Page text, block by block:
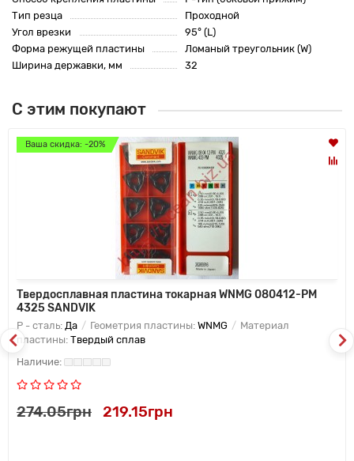
Тип резца
Проходной
Угол врезки
95° (L)
Форма режущей пластины
Ломаный треугольник (W)
Ширина державки, мм
32
С этим покупают
Ваша скидка: -20%
Твердосплавная пластина токарная WNMG 080412-PM
4325 SANDVIK
P - сталь: Да Геометрия пластины: WNMG
Материал
пластины: Твердый сплав
274.05грн 219.15грн